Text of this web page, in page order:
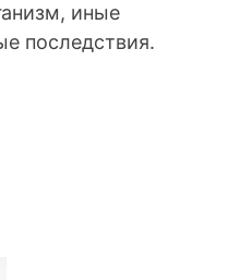
иные
последствия.